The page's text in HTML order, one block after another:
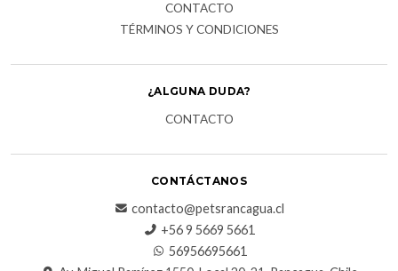
CONTACTO
TÉRMINOS Y CONDICIONES
¿ALGUNA DUDA?
CONTACTO
CONTÁCTANOS
contacto@petsrancagua.cl
‪+56 9 5669 5661‬
56956695661‬